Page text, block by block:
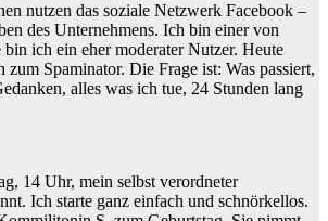
nutzen das soziale Netzwerk Facebook –
des Unternehmens. Ich bin einer von
ich ein eher moderater Nutzer. Heute
Spaminator. Die Frage ist: Was passiert,
alles was ich tue, 24 Stunden lang
14 Uhr, mein selbst verordneter
Ich starte ganz einfach und schnörkellos.